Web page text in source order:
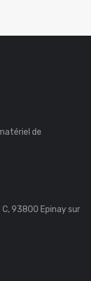
de
C, 93800 Epinay sur